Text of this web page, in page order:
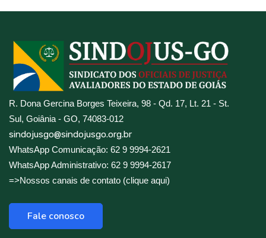
R. Dona Gercina Borges Teixeira, 98 - Qd. 17, Lt. 21 - St.
Sul, Goiânia - GO, 74083-012
sindojusgo@sindojusgo.org.br
WhatsApp Comunicação: 62 9 9994-2621
WhatsApp Administrativo: 62 9 9994-2617
=>Nossos canais de contato (clique aqui)
Fale conosco